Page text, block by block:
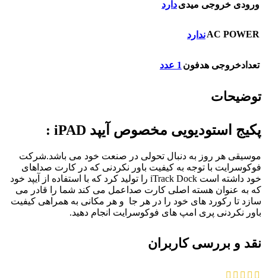
ورودی خروجی میدیدارد
AC POWERندارد
تعدادخروجی هدفون 1 عدد
توضیحات
پکیج استودیویی مخصوص آیپد iPAD :
موسیقی هر روز به دنبال تحولی در صنعت خود می باشد.شرکت
فوکوسرایت با توجه به کیفیت باور نکردنی که در کارت صداهای
خود داشته است iTrack Dock را تولید کرد که با استفاده از آیپد خود
که به عنوان هسته اصلی کارت صداعمل می کند شما را قادر می
سازد تا رکورد های خود را در هر جا و هر مکانی به همراهی کیفیت
باور نکردنی پری امپ های فوکوسرایت انجام دهید.
نقد و بررسی کاربران